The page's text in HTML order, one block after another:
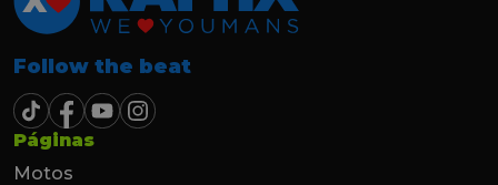
Follow the beat
Páginas
Motos